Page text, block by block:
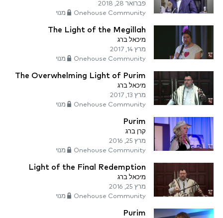
פברואר 28, 2018
Onehouse Community מנוי
The Light of the Megillah
מיכאל ברג
מרץ 14, 2017
Onehouse Community מנוי
The Overwhelming Light of Purim
מיכאל ברג
מרץ 13, 2017
Onehouse Community מנוי
Purim
קרן ברג
מרץ 25, 2016
Onehouse Community מנוי
Light of the Final Redemption
מיכאל ברג
מרץ 25, 2016
Onehouse Community מנוי
Purim